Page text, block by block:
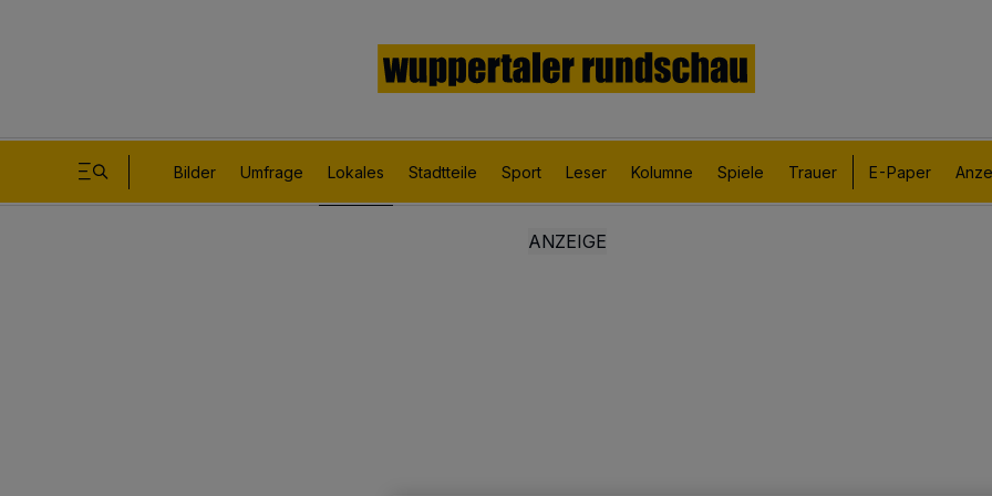
Bilder Umfrage Lokales Stadtteile Sport Leser Kolumne Spiele Trauer E-Paper